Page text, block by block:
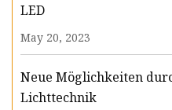
LED
May 20, 2023
Neue Möglichkeiten
Lichttechnik